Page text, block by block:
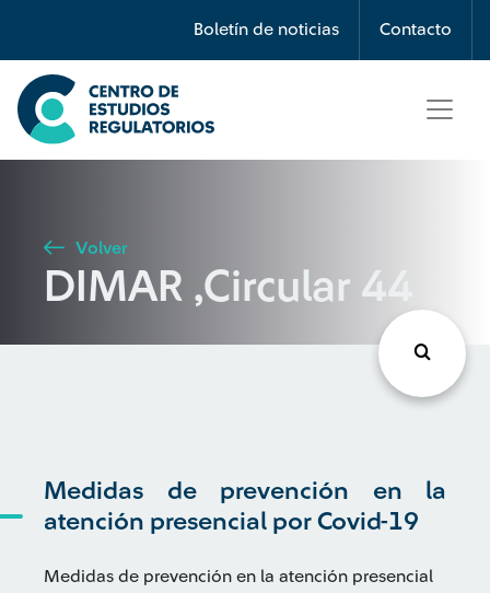
Boletín de noticias Contacto
Búsqueda
Seleccione país
Buscar
Volver
DIMAR ,Circular 44
Medidas de prevención en la
atención presencial por Covid-19
Medidas de prevención en la atención presencial